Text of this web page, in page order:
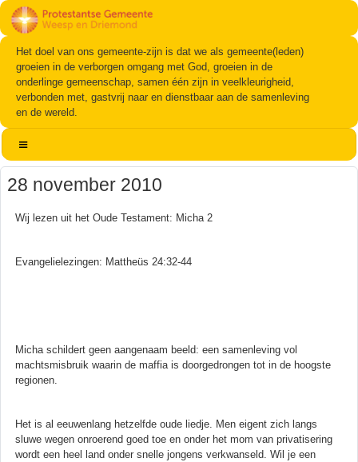
Het doel van ons gemeente-zijn is dat we als gemeente(leden)
groeien in de verborgen omgang met God, groeien in de
onderlinge gemeenschap, samen één zijn in veelkleurigheid,
verbonden met, gastvrij naar en dienstbaar aan de samenleving
en de wereld.
28 november 2010
Wij lezen uit het Oude Testament: Micha 2
Evangelielezingen: Mattheüs 24:32-44
Micha schildert geen aangenaam beeld: een samenleving vol
machtsmisbruik waarin de maffia is doorgedrongen tot in de hoogste
regionen.
Het is al eeuwenlang hetzelfde oude liedje. Men eigent zich langs
sluwe wegen onroerend goed toe en onder het mom van privatisering
wordt een heel land onder snelle jongens verkwanseld. Wil je een